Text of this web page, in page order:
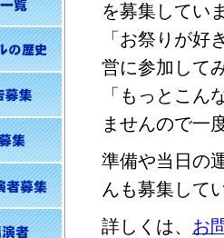
を募集してい
「お祭りが好
営に参加して
「もっとこん
ませんので一
準備や当日の
んも募集し
詳しくは、 お